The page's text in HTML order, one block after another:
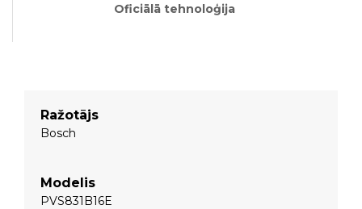
Oficiālā tehnoloģija
Ražotājs
Bosch
Modelis
PVS831B16E